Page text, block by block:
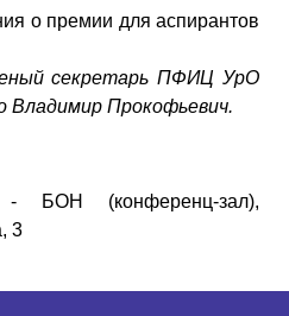
о премии для аспирантов
секретарь ПФИЦ УрО
Владимир Прокофьевич.
БОН (конференц-зал),
3